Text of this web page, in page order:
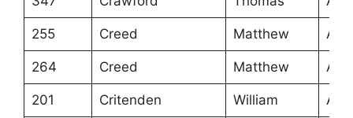
255 Creed Matthew
264 Creed Matthew
201 Critenden William